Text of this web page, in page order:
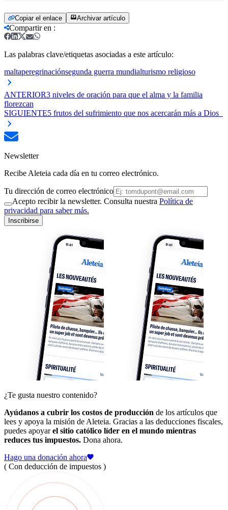
Copiar el enlace Archivar artículo
Compartir en :
Las palabras clave/etiquetas asociadas a este artículo:
maltaperegrinaciónsegunda guerra mundialturismo religioso
ANTERIOR3 niveles de oración para que el alma y la familia
florezcan
SIGUIENTE5 frutos del sufrimiento que nos acercarán más a Dios
Newsletter
Recibe Aleteia cada día en tu correo electrónico.
Tu dirección de correo electrónico
Acepto recibir la newsletter. Consulta nuestra Política de
privacidad para saber más.
Inscribirse
¿Te gusta nuestro contenido?
Ayúdanos a cubrir los costos de producción de los artículos que
lees y apoya la misión de Aleteia. Gracias a las deducciones fiscales,
puedes apoyarel sitio católico líder en el mundo mientras
reduces tus impuestos. Dona ahora.
Hago una donación ahora
( Con deducción de impuestos )